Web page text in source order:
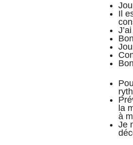
Il
la
à
Je